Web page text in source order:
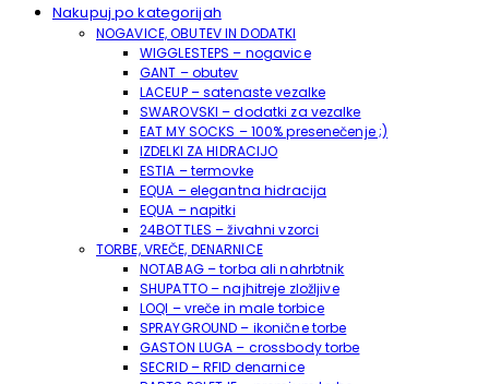
Nakupuj po kategorijah
NOGAVICE, OBUTEV IN DODATKI
WIGGLESTEPS – nogavice
GANT – obutev
LACEUP – satenaste vezalke
SWAROVSKI – dodatki za vezalke
EAT MY SOCKS – 100% presenečenje ;)
IZDELKI ZA HIDRACIJO
ESTIA – termovke
EQUA – elegantna hidracija
EQUA – napitki
24BOTTLES – živahni vzorci
TORBE, VREČE, DENARNICE
NOTABAG – torba ali nahrbtnik
SHUPATTO – najhitreje zložljive
LOQI – vreče in male torbice
SPRAYGROUND – ikonične torbe
GASTON LUGA – crossbody torbe
SECRID – RFID denarnice